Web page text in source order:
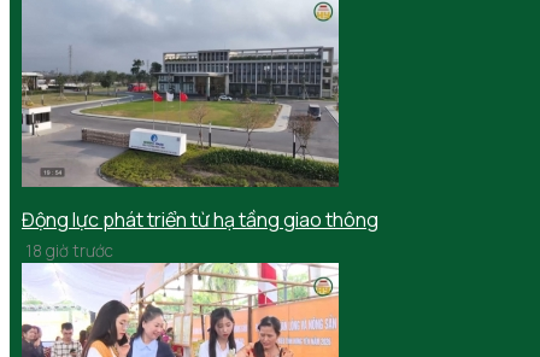
Động lực phát triển từ hạ tầng giao thông
18 giờ trước